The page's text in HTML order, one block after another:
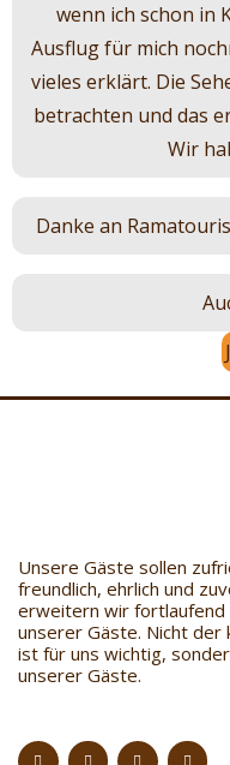
wenn ich schon in
Ausflug für mich
vieles erklärt. Die
betrachten und das
Wir
Danke an
Unsere Gäste sollen
freundlich, ehrlich und
erweitern wir fortlaufend
unserer Gäste. Nicht
ist für uns wichtig,
unserer Gäste.